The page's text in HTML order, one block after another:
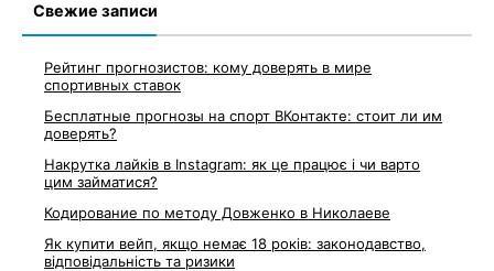
Свежие записи
Рейтинг прогнозистов: кому доверять в мире
спортивных ставок
Бесплатные прогнозы на спорт ВКонтакте: стоит ли им
доверять?
Накрутка лайків в Instagram: як це працює і чи варто
цим займатися?
Кодирование по методу Довженко в Николаеве
Як купити вейп, якщо немає 18 років: законодавство,
відповідальність та ризики